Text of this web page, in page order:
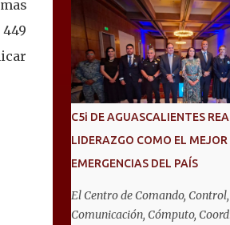
primera voluntaria y
Estatal, informó que la
se enfoca fundamentalmente
prevención, el diagnóstico y
las enfermedades más
personas mayores de 60 años,
alzhéimer, entre otros
"Nuestros adultos mayores son
respeto, cuidado y
C5i DE AGUASCALIENTES
LIDERAZGO COMO EL MEJOR
EMERGENCIAS DEL PAÍS
El Centro de Comando, Control,
Comunicación, Cómputo,